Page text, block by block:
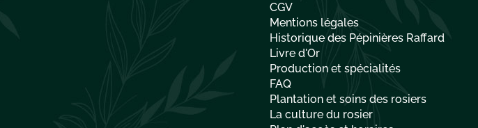
CGV
Mentions légales
Historique des Pépinières Raffard
Livre d'Or
Production et spécialités
FAQ
Plantation et soins des rosiers
La culture du rosier